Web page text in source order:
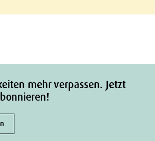
mehr verpassen. Jetzt